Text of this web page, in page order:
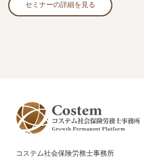
セミナーの詳細を見る
コステム社会保険労務士事務所